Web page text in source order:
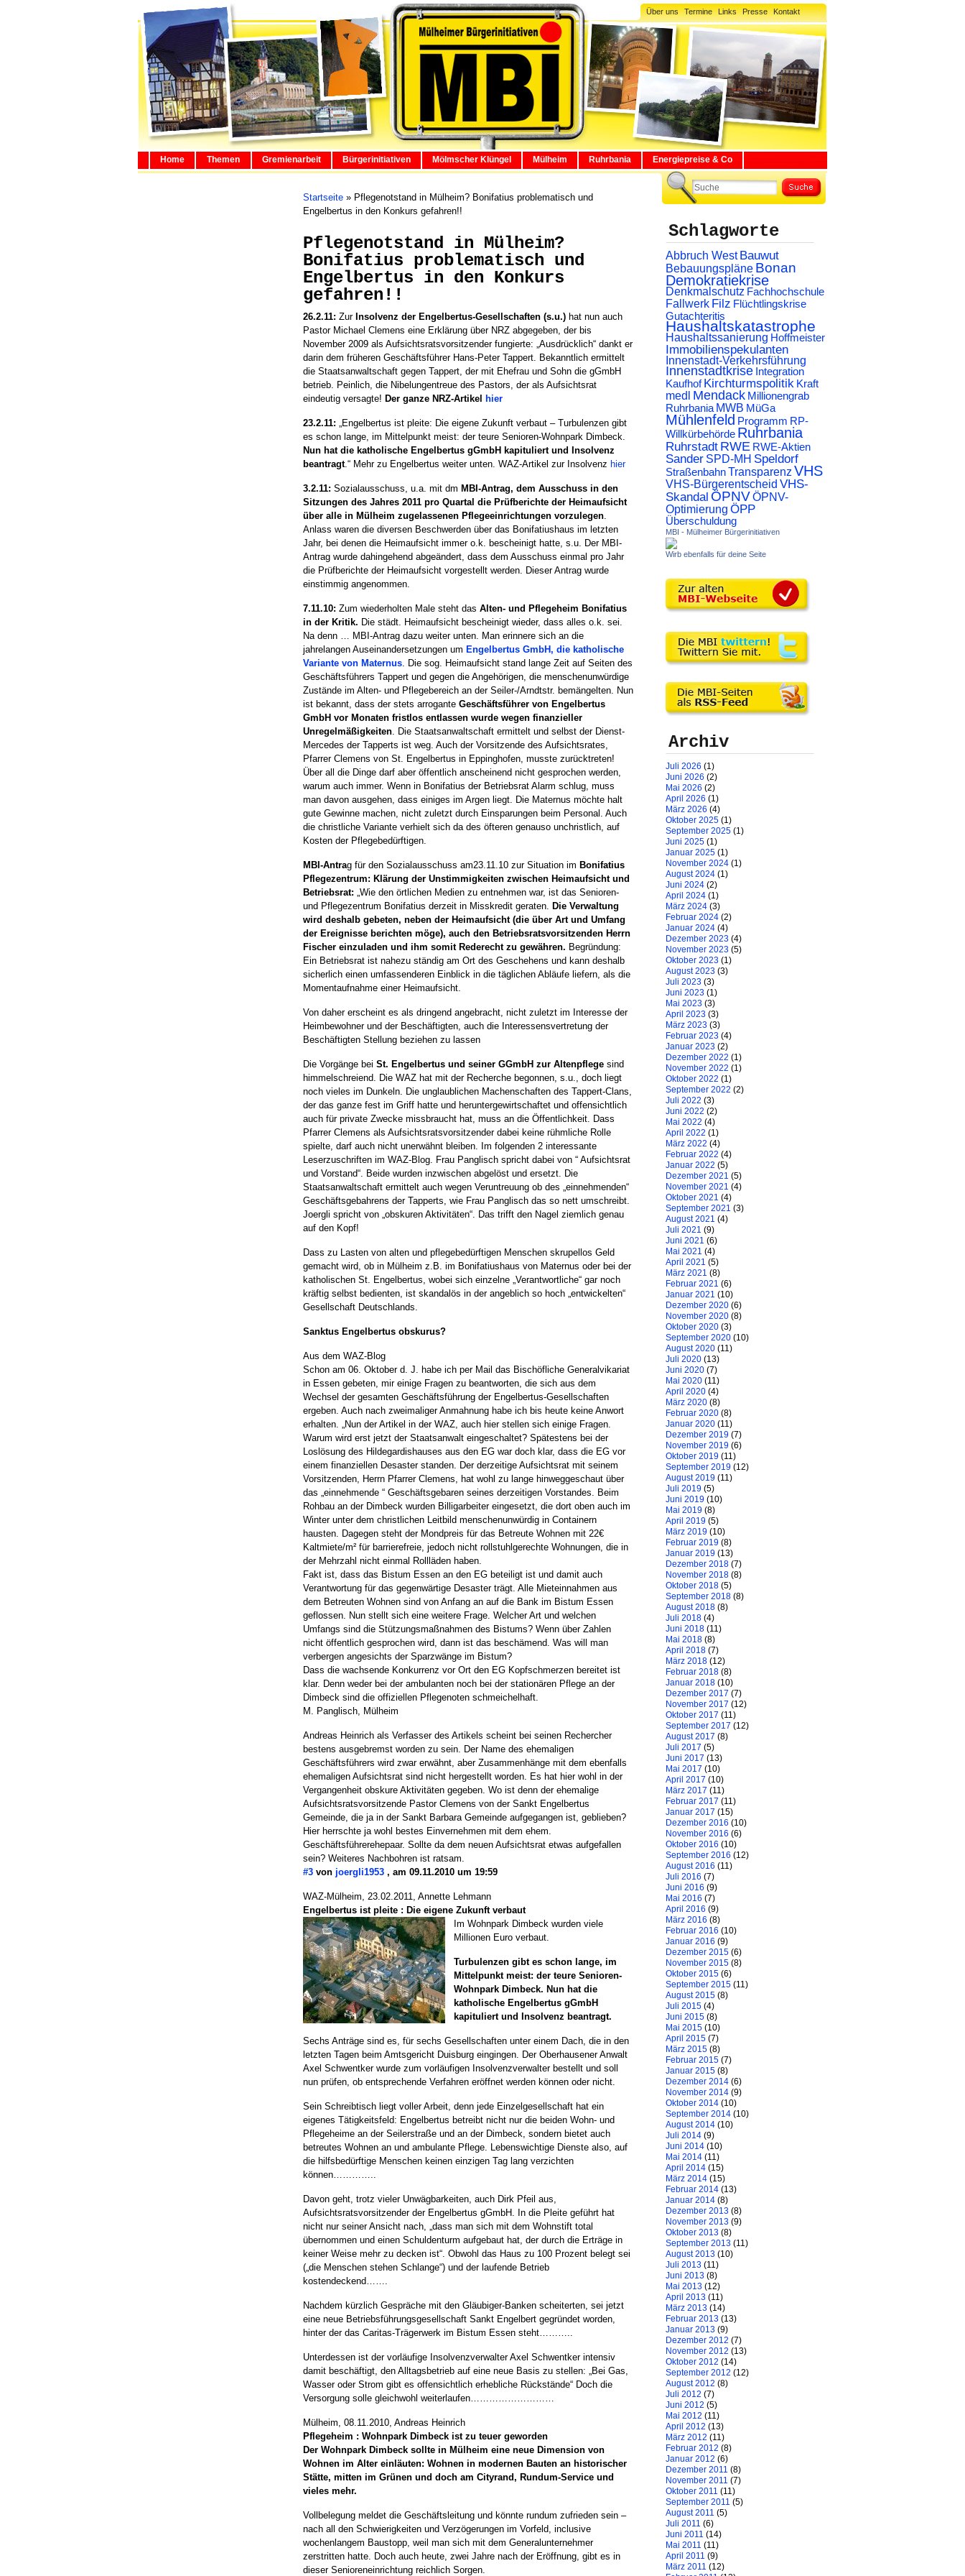
Über uns Termine Links Presse Kontakt
Home Themen Gremienarbeit Bürgerinitiativen Mölmscher Klüngel Mülheim Ruhrbania Energiepreise & Co
Startseite » Pflegenotstand in Mülheim? Bonifatius problematisch und
Engelbertus in den Konkurs gefahren!!
Pflegenotstand in Mülheim?
Bonifatius problematisch und
Engelbertus in den Konkurs
gefahren!!
26.2.11: Zur Insolvenz der Engelbertus-Gesellschaften (s.u.) hat nun auch
Pastor Michael Clemens eine Erklärung über NRZ abgegeben, der bis
November 2009 als Aufsichtsratsvorsitzender fungierte: „Ausdrücklich“ dankt er
darin dem früheren Geschäftsführer Hans-Peter Tappert. Bekanntlich ermittelt
die Staatsanwaltschaft gegen Tappert, der mit Ehefrau und Sohn die gGmbH
betrieb. Peinlich, die Nibelungentreue des Pastors, der als Aufsichtsrat
eindeutig versagte! Der ganze NRZ-Artikel hier
23.2.11: „Engelbertus ist pleite: Die eigene Zukunft verbaut – Turbulenzen gibt
es schon lange, im Mittelpunkt meist: der teure Senioren-Wohnpark Dimbeck.
Nun hat die katholische Engelbertus gGmbH kapituliert und Insolvenz
beantragt.“ Mehr zu Engelbertus weiter unten. WAZ-Artikel zur Insolvenz hier
3.2.11: Sozialausschuss, u.a. mit dm MBI-Antrag, dem Ausschuss in den
Sitzungen des Jahres 2011 pro Quartal die Prüfberichte der Heimaufsicht
über alle in Mülheim zugelassenen Pflegeeinrichtungen vorzulegen.
Anlass waren die diversen Beschwerden über das Bonifatiushaus im letzten
Jahr, bei denen die Heimaufsicht immer o.k. bescheinigt hatte, s.u. Der MBI-
Antrag wurde dahingehend abgeändert, dass dem Ausschuss einmal pro Jahr
die Prüfberichte der Heimaufsicht vorgestellt werden. Dieser Antrag wurde
einstimmig angenommen.
7.11.10: Zum wiederholten Male steht das Alten- und Pflegeheim Bonifatius
in der Kritik. Die städt. Heimaufsicht bescheinigt wieder, dass alles o.k. sei.
Na denn … MBI-Antrag dazu weiter unten. Man erinnere sich an die
jahrelangen Auseinandersetzungen um Engelbertus GmbH, die katholische
Variante von Maternus. Die sog. Heimaufsicht stand lange Zeit auf Seiten des
Geschäftsführers Tappert und gegen die Angehörigen, die menschenunwürdige
Zustände im Alten- und Pflegebereich an der Seiler-/Arndtstr. bemängelten. Nun
ist bekannt, dass der stets arrogante Geschäftsführer von Engelbertus
GmbH vor Monaten fristlos entlassen wurde wegen finanzieller
Unregelmäßigkeiten. Die Staatsanwaltschaft ermittelt und selbst der Dienst-
Mercedes der Tapperts ist weg. Auch der Vorsitzende des Aufsichtsrates,
Pfarrer Clemens von St. Engelbertus in Eppinghofen, musste zurücktreten!
Über all die Dinge darf aber öffentlich anscheinend nicht gesprochen werden,
warum auch immer. Wenn in Bonifatius der Betriebsrat Alarm schlug, muss
man davon ausgehen, dass einiges im Argen liegt. Die Maternus möchte halt
gute Gewinne machen, nicht zuletzt durch Einsparungen beim Personal. Auch
die christliche Variante verhielt sich da des öfteren genauso unchristlich, auf
Kosten der Pflegebedürftigen.
MBI-Antrag für den Sozialausschuss am23.11.10 zur Situation im Bonifatius
Pflegezentrum: Klärung der Unstimmigkeiten zwischen Heimaufsicht und
Betriebsrat: „Wie den örtlichen Medien zu entnehmen war, ist das Senioren-
und Pflegezentrum Bonifatius derzeit in Misskredit geraten. Die Verwaltung
wird deshalb gebeten, neben der Heimaufsicht (die über Art und Umfang
der Ereignisse berichten möge), auch den Betriebsratsvorsitzenden Herrn
Fischer einzuladen und ihm somit Rederecht zu gewähren. Begründung:
Ein Betriebsrat ist nahezu ständig am Ort des Geschehens und kann deshalb
sicherlich einen umfassenderen Einblick in die täglichen Abläufe liefern, als die
Momentaufnahme einer Heimaufsicht.
Von daher erscheint es als dringend angebracht, nicht zuletzt im Interesse der
Heimbewohner und der Beschäftigten, auch die Interessensvertretung der
Beschäftigten Stellung beziehen zu lassen
Die Vorgänge bei St. Engelbertus und seiner GGmbH zur Altenpflege sind
himmelschreiend. Die WAZ hat mit der Recherche begonnen, s.u., doch liegt
noch vieles im Dunkeln. Die unglaublichen Machenschaften des Tappert-Clans,
der das ganze fest im Griff hatte und heruntergewirtschaftet und offensichtlich
auch für private Zwecke missbraucht hat, muss an die Öffentlichkeit. Dass
Pfarrer Clemens als Aufsichtsratsvorsitzender dabei keine rühmliche Rolle
spielte, darf auch nicht unerwähnt bleiben. Im folgenden 2 interessante
Leserzuschriften im WAZ-Blog. Frau Panglisch spricht dabei von “ Aufsichtsrat
und Vorstand“. Beide wurden inzwischen abgelöst und ersetzt. Die
Staatsanwaltschaft ermittelt auch wegen Veruntreuung ob des „einnehmenden“
Geschäftsgebahrens der Tapperts, wie Frau Panglisch das so nett umschreibt.
Joergli spricht von „obskuren Aktivitäten“. Das trifft den Nagel ziemlich genau
auf den Kopf!
Dass zu Lasten von alten und pflegebedürftigen Menschen skrupellos Geld
gemacht wird, ob in Mülheim z.B. im Bonifatiushaus von Maternus oder bei der
katholischen St. Engelbertus, wobei sich einzelne „Verantwortliche“ gar noch
kräftig selbst bedienten, ist skandalös in der angeblich so hoch „entwickelten“
Gesellschaft Deutschlands.
Sanktus Engelbertus obskurus?
Aus dem WAZ-Blog
Schon am 06. Oktober d. J. habe ich per Mail das Bischöfliche Generalvikariat
in Essen gebeten, mir einige Fragen zu beantworten, die sich aus dem
Wechsel der gesamten Geschäftsführung der Engelbertus-Gesellschaften
ergeben. Auch nach zweimaliger Anmahnung habe ich bis heute keine Anwort
erhalten. „Nun der Artikel in der WAZ, auch hier stellen sich einige Fragen.
Warum wird erst jetzt der Staatsanwalt eingeschaltet? Spätestens bei der
Loslösung des Hildegardishauses aus den EG war doch klar, dass die EG vor
einem finanziellen Desaster standen. Der derzeitige Aufsichtsrat mit seinem
Vorsitzenden, Herrn Pfarrer Clemens, hat wohl zu lange hinweggeschaut über
das „einnehmende “ Geschäftsgebaren seines derzeitigen Vorstandes. Beim
Rohbau an der Dimbeck wurden Billigarbeiter eingesetzt, die dort oben auch im
Winter unter dem christlichen Leitbild menschenunwürdig in Containern
hausten. Dagegen steht der Mondpreis für das Betreute Wohnen mit 22€
Kaltmiete/m² für barrierefreie, jedoch nicht rollstuhlgerechte Wohnungen, die in
der Mehrzahl nicht einmal Rollläden haben.
Fakt ist, dass das Bistum Essen an den EG beteiligt ist und damit auch
Verantwortung für das gegenwärtige Desaster trägt. Alle Mieteinnahmen aus
dem Betreuten Wohnen sind von Anfang an auf die Bank im Bistum Essen
geflossen. Nun stellt sich eine weitere Frage. Welcher Art und welchen
Umfangs sind die Stützungsmaßnahmen des Bistums? Wenn über Zahlen
nicht öffentlich gesprochen wird, dann ist das beschämend. Was will man
verbergen angesichts der Sparzwänge im Bistum?
Dass die wachsende Konkurrenz vor Ort den EG Kopfschmerzen bereitet ist
klar. Denn weder bei der ambulanten noch bei der stationären Pflege an der
Dimbeck sind die offiziellen Pflegenoten schmeichelhaft.
M. Panglisch, Mülheim
Andreas Heinrich als Verfasser des Artikels scheint bei seinen Rechercher
bestens ausgebremst worden zu sein. Der Name des ehemaligen
Geschäftsführers wird zwar erwähnt, aber Zusammenhänge mit dem ebenfalls
ehemaligen Aufsichtsrat sind nicht hergestellt worden. Es hat hier wohl in der
Vergangenheit obskure Aktivitäten gegeben. Wo ist denn der ehemalige
Aufsichtsratsvorsitzende Pastor Clemens von der Sankt Engelbertus
Gemeinde, die ja in der Sankt Barbara Gemeinde aufgegangen ist, geblieben?
Hier herrschte ja wohl bestes Einvernehmen mit dem ehem.
Geschäftsführerehepaar. Sollte da dem neuen Aufsichtsrat etwas aufgefallen
sein? Weiteres Nachbohren ist ratsam.
#3 von joergli1953 , am 09.11.2010 um 19:59
WAZ-Mülheim, 23.02.2011, Annette Lehmann
Engelbertus ist pleite : Die eigene Zukunft verbaut
Im Wohnpark Dimbeck wurden viele
Millionen Euro verbaut.
Turbulenzen gibt es schon lange, im
Mittelpunkt meist: der teure Senioren-
Wohnpark Dimbeck. Nun hat die
katholische Engelbertus gGmbH
kapituliert und Insolvenz beantragt.
Sechs Anträge sind es, für sechs Gesellschaften unter einem Dach, die in den
letzten Tagen beim Amtsgericht Duisburg eingingen. Der Oberhausener Anwalt
Axel Schwentker wurde zum vorläufigen Insolvenzverwalter bestellt und soll
nun prüfen, ob entsprechende Verfahren eröffnet werden können oder nicht.
Sein Schreibtisch liegt voller Arbeit, denn jede Einzelgesellschaft hat ein
eigenes Tätigkeitsfeld: Engelbertus betreibt nicht nur die beiden Wohn- und
Pflegeheime an der Seilerstraße und an der Dimbeck, sondern bietet auch
betreutes Wohnen an und ambulante Pflege. Lebenswichtige Dienste also, auf
die hilfsbedürftige Menschen keinen einzigen Tag lang verzichten
können…………..
Davon geht, trotz vieler Unwägbarkeiten, auch Dirk Pfeil aus,
Aufsichtsratsvorsitzender der Engelbertus gGmbH. In die Pleite geführt hat
nicht nur seiner Ansicht nach, „dass man sich mit dem Wohnstift total
übernommen und einen Schuldenturm aufgebaut hat, der durch die Erträge in
keiner Weise mehr zu decken ist“. Obwohl das Haus zu 100 Prozent belegt sei
(„die Menschen stehen Schlange“) und der laufende Betrieb
kostendeckend…….
Nachdem kürzlich Gespräche mit den Gläubiger-Banken scheiterten, sei jetzt
eine neue Betriebsführungsgesellschaft Sankt Engelbert gegründet worden,
hinter der das Caritas-Trägerwerk im Bistum Essen steht………..
Unterdessen ist der vorläufige Insolvenzverwalter Axel Schwentker intensiv
damit beschäftigt, den Alltagsbetrieb auf eine neue Basis zu stellen: „Bei Gas,
Wasser oder Strom gibt es offensichtlich erhebliche Rückstände“ Doch die
Versorgung solle gleichwohl weiterlaufen………………………
Mülheim, 08.11.2010, Andreas Heinrich
Pflegeheim : Wohnpark Dimbeck ist zu teuer geworden
Der Wohnpark Dimbeck sollte in Mülheim eine neue Dimension von
Wohnen im Alter einläuten: Wohnen in modernen Bauten an historischer
Stätte, mitten im Grünen und doch am Cityrand, Rundum-Service und
vieles mehr.
Vollbelegung meldet die Geschäftsleitung und könnte rundum zufrieden sein –
nach all den Schwierigkeiten und Verzögerungen im Vorfeld, inclusive
wochenlangem Baustopp, weil man sich mit dem Generalunternehmer
zerstritten hatte. Doch auch heute, zwei Jahre nach der Eröffnung, gibt es in
dieser Senioreneinrichtung reichlich Sorgen.
Schlagworte
Abbruch West Bauwut
Bebauungspläne Bonan
Demokratiekrise
Denkmalschutz Fachhochschule
Fallwerk Filz Flüchtlingskrise
Gutachteritis
Haushaltskatastrophe
Haushaltssanierung Hoffmeister
Immobilienspekulanten
Innenstadt-Verkehrsführung
Innenstadtkrise Integration
Kaufhof Kirchturmspolitik Kraft
medl Mendack Millionengrab
Ruhrbania MWB MüGa
Mühlenfeld Programm RP-
Willkürbehörde Ruhrbania
Ruhrstadt RWE RWE-Aktien
Sander SPD-MH Speldorf
StraßenbahnTransparenz VHS
VHS-Bürgerentscheid VHS-
Skandal ÖPNVÖPNV-
Optimierung ÖPP
Überschuldung
MBI - Mülheimer Bürgerinitiativen
Wirb ebenfalls für deine Seite
Archiv
Juli 2026 (1)
Juni 2026 (2)
Mai 2026 (2)
April 2026 (1)
März 2026 (4)
Oktober 2025 (1)
September 2025 (1)
Juni 2025 (1)
Januar 2025 (1)
November 2024 (1)
August 2024 (1)
Juni 2024 (2)
April 2024 (1)
März 2024 (3)
Februar 2024 (2)
Januar 2024 (4)
Dezember 2023 (4)
November 2023 (5)
Oktober 2023 (1)
August 2023 (3)
Juli 2023 (3)
Juni 2023 (1)
Mai 2023 (3)
April 2023 (3)
März 2023 (3)
Februar 2023 (4)
Januar 2023 (2)
Dezember 2022 (1)
November 2022 (1)
Oktober 2022 (1)
September 2022 (2)
Juli 2022 (3)
Juni 2022 (2)
Mai 2022 (4)
April 2022 (1)
März 2022 (4)
Februar 2022 (4)
Januar 2022 (5)
Dezember 2021 (5)
November 2021 (4)
Oktober 2021 (4)
September 2021 (3)
August 2021 (4)
Juli 2021 (9)
Juni 2021 (6)
Mai 2021 (4)
April 2021 (5)
März 2021 (8)
Februar 2021 (6)
Januar 2021 (10)
Dezember 2020 (6)
November 2020 (8)
Oktober 2020 (3)
September 2020 (10)
August 2020 (11)
Juli 2020 (13)
Juni 2020 (7)
Mai 2020 (11)
April 2020 (4)
März 2020 (8)
Februar 2020 (8)
Januar 2020 (11)
Dezember 2019 (7)
November 2019 (6)
Oktober 2019 (11)
September 2019 (12)
August 2019 (11)
Juli 2019 (5)
Juni 2019 (10)
Mai 2019 (8)
April 2019 (5)
März 2019 (10)
Februar 2019 (8)
Januar 2019 (13)
Dezember 2018 (7)
November 2018 (8)
Oktober 2018 (5)
September 2018 (8)
August 2018 (8)
Juli 2018 (4)
Juni 2018 (11)
Mai 2018 (8)
April 2018 (7)
März 2018 (12)
Februar 2018 (8)
Januar 2018 (10)
Dezember 2017 (7)
November 2017 (12)
Oktober 2017 (11)
September 2017 (12)
August 2017 (8)
Juli 2017 (5)
Juni 2017 (13)
Mai 2017 (10)
April 2017 (10)
März 2017 (11)
Februar 2017 (11)
Januar 2017 (15)
Dezember 2016 (10)
November 2016 (6)
Oktober 2016 (10)
September 2016 (12)
August 2016 (11)
Juli 2016 (7)
Juni 2016 (9)
Mai 2016 (7)
April 2016 (9)
März 2016 (8)
Februar 2016 (10)
Januar 2016 (9)
Dezember 2015 (6)
November 2015 (8)
Oktober 2015 (6)
September 2015 (11)
August 2015 (8)
Juli 2015 (4)
Juni 2015 (8)
Mai 2015 (10)
April 2015 (7)
März 2015 (8)
Februar 2015 (7)
Januar 2015 (8)
Dezember 2014 (6)
November 2014 (9)
Oktober 2014 (10)
September 2014 (10)
August 2014 (10)
Juli 2014 (9)
Juni 2014 (10)
Mai 2014 (11)
April 2014 (15)
März 2014 (15)
Februar 2014 (13)
Januar 2014 (8)
Dezember 2013 (8)
November 2013 (9)
Oktober 2013 (8)
September 2013 (11)
August 2013 (10)
Juli 2013 (11)
Juni 2013 (8)
Mai 2013 (12)
April 2013 (11)
März 2013 (14)
Februar 2013 (13)
Januar 2013 (9)
Dezember 2012 (7)
November 2012 (13)
Oktober 2012 (14)
September 2012 (12)
August 2012 (8)
Juli 2012 (7)
Juni 2012 (5)
Mai 2012 (11)
April 2012 (13)
März 2012 (11)
Februar 2012 (8)
Januar 2012 (6)
Dezember 2011 (8)
November 2011 (7)
Oktober 2011 (11)
September 2011 (5)
August 2011 (5)
Juli 2011 (6)
Juni 2011 (14)
Mai 2011 (11)
April 2011 (9)
März 2011 (12)